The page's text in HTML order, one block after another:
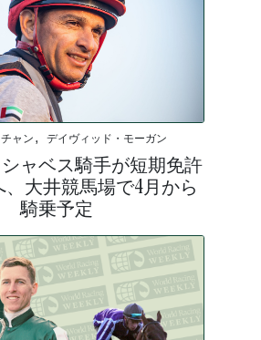
チャン, デイヴィッド・モーガン
ャベス騎手が短期免許
大井競馬場で4月から
騎乗予定